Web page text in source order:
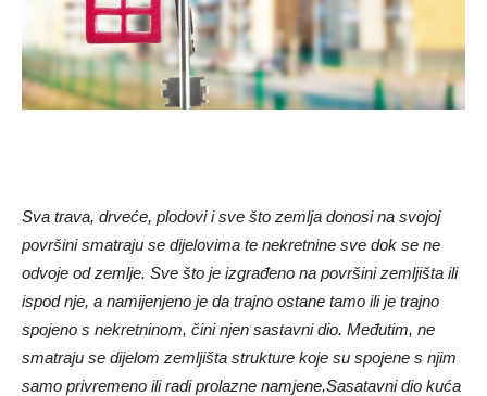
Sva trava, drveće, plodovi i sve što zemlja donosi na svojoj
površini smatraju se dijelovima te nekretnine sve dok se ne
odvoje od zemlje. Sve što je izgrađeno na površini zemljišta ili
ispod nje, a namijenjeno je da trajno ostane tamo ili je trajno
spojeno s nekretninom, čini njen sastavni dio. Međutim, ne
smatraju se dijelom zemljišta strukture koje su spojene s njim
samo privremeno ili radi prolazne namjene.Sasatavni dio kuća